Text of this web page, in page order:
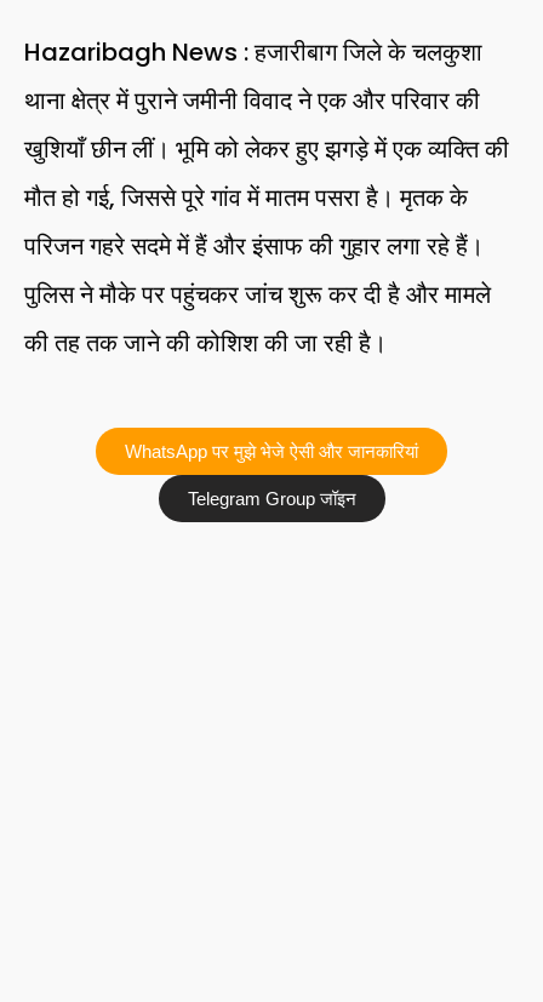
Hazaribagh News : हजारीबाग जिले के चलकुशा
थाना क्षेत्र में पुराने जमीनी विवाद ने एक और परिवार की
खुशियाँ छीन लीं। भूमि को लेकर हुए झगड़े में एक व्यक्ति की
मौत हो गई, जिससे पूरे गांव में मातम पसरा है। मृतक के
परिजन गहरे सदमे में हैं और इंसाफ की गुहार लगा रहे हैं।
पुलिस ने मौके पर पहुंचकर जांच शुरू कर दी है और मामले
की तह तक जाने की कोशिश की जा रही है।
WhatsApp पर मुझे भेजे ऐसी और जानकारियां
Telegram Group जॉइन